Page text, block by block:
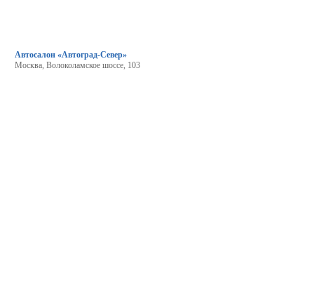
Автосалон «Автоград-Север»
Москва, Волоколамское шоссе, 103